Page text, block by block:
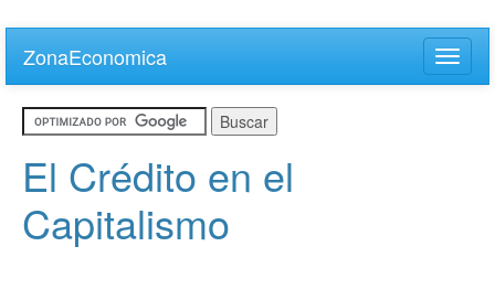
main
content
ZonaEconomica
Toggle
El Crédito en el
Capitalismo